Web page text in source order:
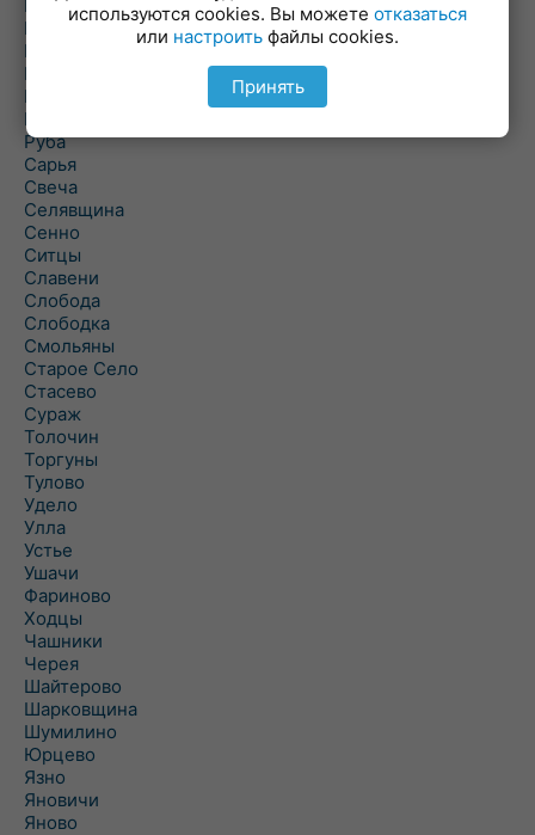
Погоща
Подсвилье
Полоцк
Поставы
Прозороки
Россоны
Руба
Сарья
Свеча
Селявщина
Сенно
Ситцы
Славени
Слобода
Слободка
Смольяны
Старое Село
Стасево
Сураж
Толочин
Торгуны
Тулово
Удело
Улла
Устье
Ушачи
Фариново
Ходцы
Чашники
Черея
Шайтерово
Шарковщина
Шумилино
Юрцево
Язно
Яновичи
Яново
используются cookies. Вы можете отказаться
или настроить файлы cookies.
Принять